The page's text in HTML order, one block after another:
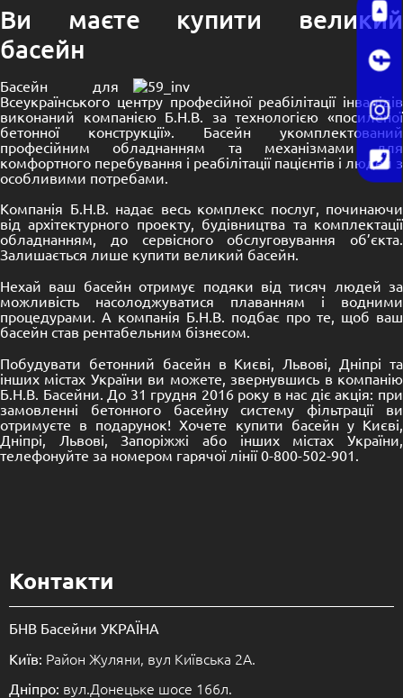
Ви маєте купити великий
басейн
Басейн для
Всеукраїнського центру професійної реабілітації інвалідів
виконаний компанією Б.Н.В. за технологією «посиленої
бетонної конструкції». Басейн укомплектований
професійним обладнанням та механізмами для
комфортного перебування і реабілітації пацієнтів і людей з
особливими потребами.
Компанія Б.Н.В. надає весь комплекс послуг, починаючи
від архітектурного проекту, будівництва та комплектації
обладнанням, до сервісного обслуговування об’єкта.
Залишається лише купити великий басейн.
Нехай ваш басейн отримує подяки від тисяч людей за
можливість насолоджуватися плаванням і водними
процедурами. А компанія Б.Н.В. подбає про те, щоб ваш
басейн став рентабельним бізнесом.
Побудувати бетонний басейн в Києві, Львові, Дніпрі та
інших містах України ви можете, звернувшись в компанію
Б.Н.В. Басейни. До 31 грудня 2016 року в нас діє акція: при
замовленні бетонного басейну систему фільтрації ви
отримуєте в подарунок! Хочете купити басейн у Києві,
Дніпрі, Львові, Запоріжжі або інших містах України,
телефонуйте за номером гарячої лінії 0-800-502-901.
Контакти
БНВ Басейни УКРАЇНА
Київ: Район Жуляни, вул Київська 2А.
Дніпро: вул.Донецьке шосе 166л.